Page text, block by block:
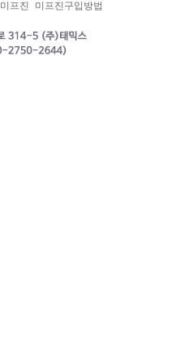
미프진 미프진구입방법